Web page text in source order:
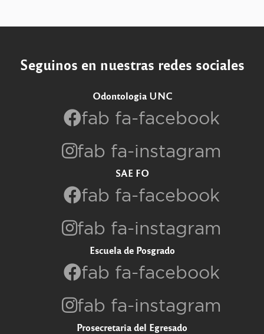
Seguinos en nuestras redes sociales
Odontologia UNC
fab fa-facebook
fab fa-instagram
SAE FO
fab fa-facebook
fab fa-instagram
Escuela de Posgrado
fab fa-facebook
fab fa-instagram
Prosecretaria del Egresado